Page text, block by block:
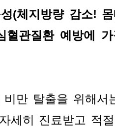
(체지방량 감소!
혈관질환 예방에
만 탈출을 위해서
세히 진료받고 적